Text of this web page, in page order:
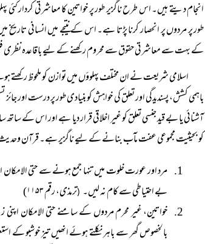
انجام دیتے ہیں۔ اس طرح ناگزیر طور پر خواتین کا معاشرتی کردار
طور پر مردوں پر انحصار کرنا پڑتا ہے۔ اس کے نتیجے میں انسانی تاریخ
کے بہت سے معاشرتی حقوق سے محروم رکھنے کے لیے باقاعدہ نظری
اسلامی شریعت نے ان مختلف پہلوؤں میں توازن کو ملحوظ
باہمی کشش، پسندیدگی اور تعلق کی خواہش کو بنیادی طور پر درست اور
آشنائی یا بے قید جنسی تعلق کو غیر اخلاقی قرار دیا ہے اور اس کے
کو بحیثیت مجموعی عفت مآب بنانے کے لیے ناگزیر ہے۔ قرآن
مرد اور عورت خلوت میں تنہا جمع ہونے سے حتی الامکان
بے احتیاطی سے کام نہ لیں۔ (ترمذی، رقم ۱۱۵۳)
خواتین، غیر محرم مردوں کے سامنے حتی الامکان
بالخصوص گھر سے باہر نکلتے ہوئے انھیں تیز خوشبو کے